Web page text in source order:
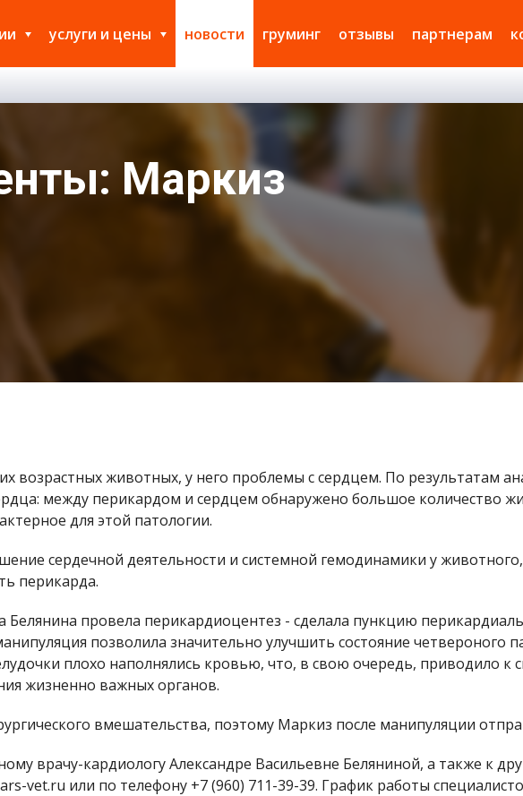
услуги и цены новости груминг отзывы партнерам
Маркиз
возрастных животных, у него проблемы с сердцем. По результатам
между перикардом и сердцем обнаружено большое количество
для этой патологии.
сердечной деятельности и системной гемодинамики у
перикарда.
Белянина провела перикардиоцентез - сделала пункцию
позволила значительно улучшить состояние четвероного
плохо наполнялись кровью, что, в свою очередь, приводило
жизненно важных органов.
вмешательства, поэтому Маркиз после манипуляции
врачу-кардиологу Александре Васильевне Беляниной, а также к
vet.ru или по телефону +7 (960) 711-39-39. График работы